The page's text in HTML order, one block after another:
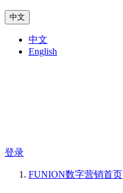
中文
中文
English
登录
FUNION数字营销首页